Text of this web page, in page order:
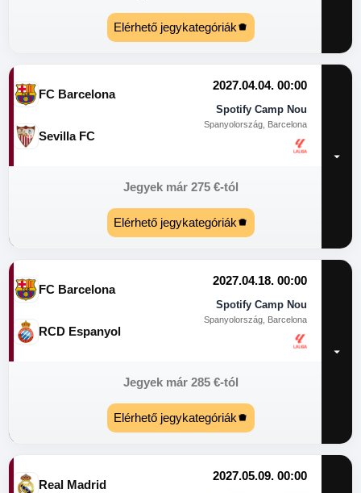
Elérhető jegykategóriák
FC Barcelona
2027.04.04. 00:00
Spotify Camp Nou
Spanyolország, Barcelona
Sevilla FC
Jegyek már 275 €-tól
Elérhető jegykategóriák
FC Barcelona
2027.04.18. 00:00
Spotify Camp Nou
Spanyolország, Barcelona
RCD Espanyol
Jegyek már 285 €-tól
Elérhető jegykategóriák
Real Madrid
2027.05.09. 00:00